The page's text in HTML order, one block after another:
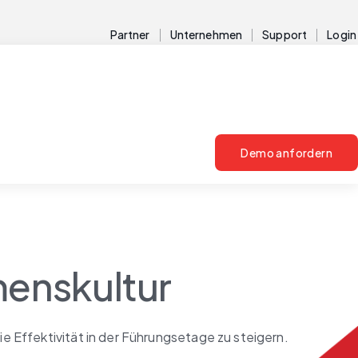
Partner Unternehmen Support Login
Demo anfordern
Effektivität in der Führungsetage zu steigern.